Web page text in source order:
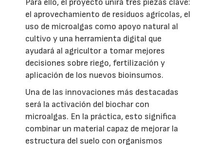
el aprovechamiento de residuos agrícolas, el
uso de microalgas como apoyo natural al
cultivo y una herramienta digital que
ayudará al agricultor a tomar mejores
decisiones sobre riego, fertilización y
aplicación de los nuevos bioinsumos.
Una de las innovaciones más destacadas
será la activación del biochar con
microalgas. En la práctica, esto significa
combinar un material capaz de mejorar la
estructura del suelo con organismos